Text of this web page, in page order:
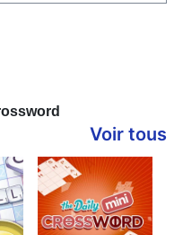
Voir tous